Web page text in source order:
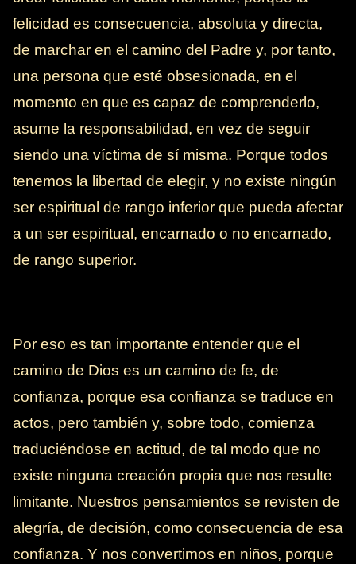
felicidad es consecuencia, absoluta y directa,
de marchar en el camino del Padre y, por tanto,
una persona que esté obsesionada, en el
momento en que es capaz de comprenderlo,
asume la responsabilidad, en vez de seguir
siendo una víctima de sí misma. Porque todos
tenemos la libertad de elegir, y no existe ningún
ser espiritual de rango inferior que pueda afectar
a un ser espiritual, encarnado o no encarnado,
de rango superior.
Por eso es tan importante entender que el
camino de Dios es un camino de fe, de
confianza, porque esa confianza se traduce en
actos, pero también y, sobre todo, comienza
traduciéndose en actitud, de tal modo que no
existe ninguna creación propia que nos resulte
limitante. Nuestros pensamientos se revisten de
alegría, de decisión, como consecuencia de esa
confianza. Y nos convertimos en niños, porque